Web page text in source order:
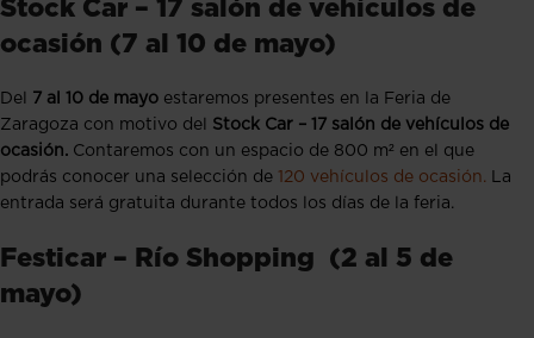
Stock Car – 17 salón de vehículos de
ocasión (7 al 10 de mayo)
Del 7 al 10 de mayo estaremos presentes en la Feria de
Zaragoza con motivo del Stock Car – 17 salón de vehículos de
ocasión. Contaremos con un espacio de 800 m² en el que
podrás conocer una selección de 120 vehículos de ocasión. La
entrada será gratuita durante todos los días de la feria.
Festicar – Río Shopping (2 al 5 de
mayo)